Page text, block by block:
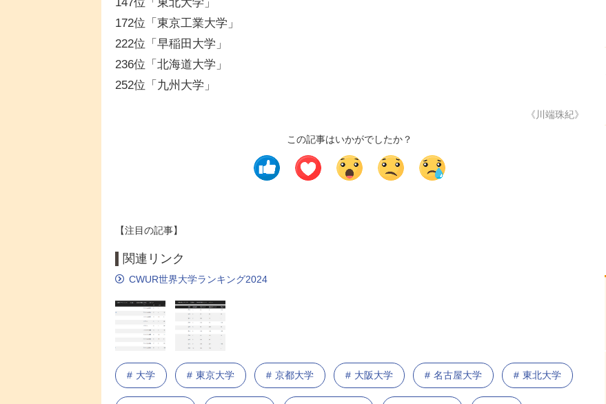
172位「東京工業大学」
222位「早稲田大学」
236位「北海道大学」
252位「九州大学」
《川端珠紀》
この記事はいかがでしたか？
【注目の記事】
関連リンク
CWUR世界大学ランキング2024
大学 東京大学 京都大学 大阪大学 名古屋大学 東北大学